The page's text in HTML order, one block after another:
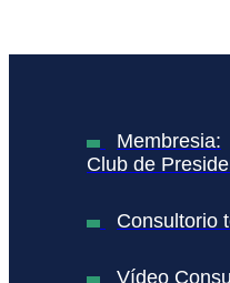
Membresia:
Club de
Consultorio
Vídeo